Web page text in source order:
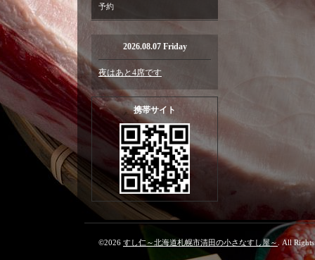
予約
2026.08.07 Friday
夜はあと4席です
携帯サイト
©2026 すし仁～北海道札幌市清田の小さなすし屋～ . All